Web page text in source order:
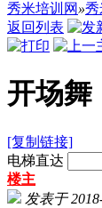
秀米培训网 »秀
返回列表
开场舞
[复制链接]
电梯直达
楼主
发表于